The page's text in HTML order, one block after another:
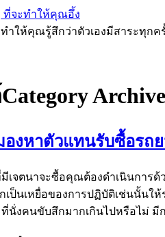
ที่จะทำให้คุณอึ้ง
ำให้คุณรู้สึกว่าตัวเองมีสาระทุกค
Category
องหาตัวแทนรับซื้อรถ
เจตนาจะซื้อคุณต้องดำเนินการด้
เป็นเหยื่อของการปฏิบัติเช่นนั้น
นั่งคนขับสึกมากเกินไปหรือไม่